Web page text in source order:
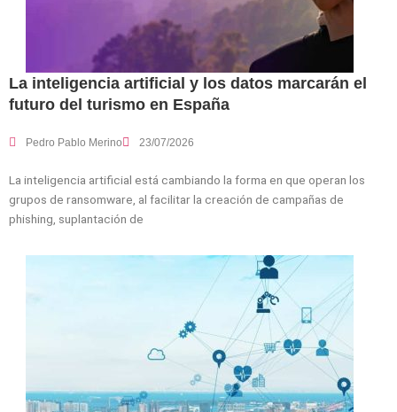
La inteligencia artificial y los datos marcarán el
futuro del turismo en España
Pedro Pablo Merino 23/07/2026
La inteligencia artificial está cambiando la forma en que operan los
grupos de ransomware, al facilitar la creación de campañas de
phishing, suplantación de